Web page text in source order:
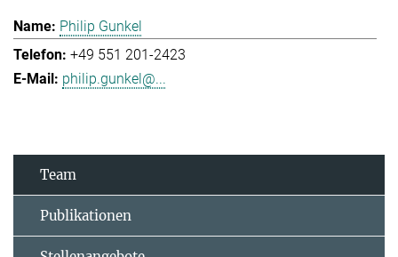
Philip Gunkel
+49 551 201-2423
philip.gunkel@...
Team
Publikationen